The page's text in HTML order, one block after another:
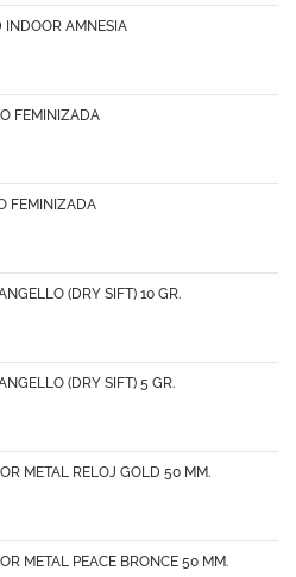
INDOOR AMNESIA
FEMINIZADA
FEMINIZADA
(DRY SIFT) 10 GR.
(DRY SIFT) 5 GR.
METAL RELOJ GOLD 50 MM.
METAL PEACE BRONCE 50 MM.